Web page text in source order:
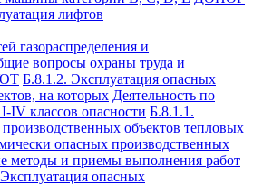
лифтов
газораспределения и
вопросы охраны труда и
Б.8.1.2. Эксплуатация опасных
на которых Деятельность по
IV классов опасности Б.8.1.1.
объектов тепловых
опасных производственных
методы и приемы выполнения работ
опасных